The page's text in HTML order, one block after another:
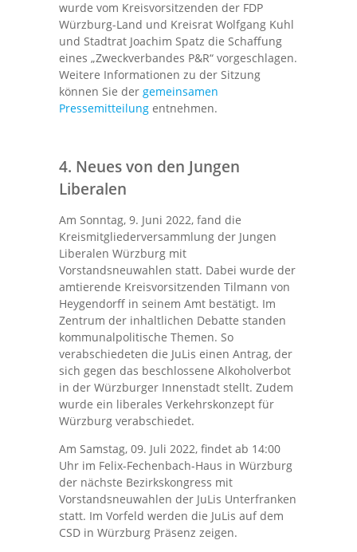
wurde vom Kreisvorsitzenden der FDP
Würzburg-Land und Kreisrat Wolfgang Kuhl
und Stadtrat Joachim Spatz die Schaffung
eines „Zweckverbandes P&R“ vorgeschlagen.
Weitere Informationen zu der Sitzung
können Sie der gemeinsamen
Pressemitteilung entnehmen.
4. Neues von den Jungen
Liberalen
Am Sonntag, 9. Juni 2022, fand die
Kreismitgliederversammlung der Jungen
Liberalen Würzburg mit
Vorstandsneuwahlen statt. Dabei wurde der
amtierende Kreisvorsitzenden Tilmann von
Heygendorff in seinem Amt bestätigt. Im
Zentrum der inhaltlichen Debatte standen
kommunalpolitische Themen. So
verabschiedeten die JuLis einen Antrag, der
sich gegen das beschlossene Alkoholverbot
in der Würzburger Innenstadt stellt. Zudem
wurde ein liberales Verkehrskonzept für
Würzburg verabschiedet.
Am Samstag, 09. Juli 2022, findet ab 14:00
Uhr im Felix-Fechenbach-Haus in Würzburg
der nächste Bezirkskongress mit
Vorstandsneuwahlen der JuLis Unterfranken
statt. Im Vorfeld werden die JuLis auf dem
CSD in Würzburg Präsenz zeigen.